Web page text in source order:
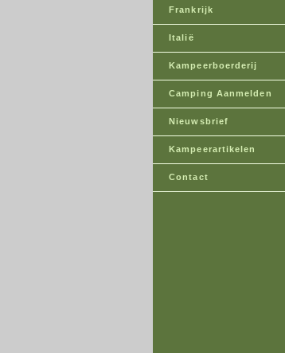
Frankrijk
Italië
Kampeerboerderij
Camping Aanmelden
Nieuwsbrief
Kampeerartikelen
Contact